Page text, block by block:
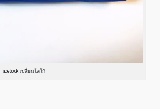
facebook เปลี่ยนโลโก้